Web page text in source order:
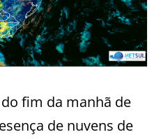
fim da manhã de
de nuvens de